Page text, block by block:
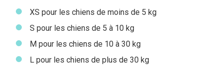
XS pour les chiens de moins de 5 kg
S pour les chiens de 5 à 10 kg
M pour les chiens de 10 à 30 kg
L pour les chiens de plus de 30 kg